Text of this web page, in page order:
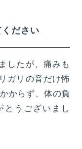
ださい
したが、痛みも
ガリの音だけ怖
からず、体の負
とうございまし